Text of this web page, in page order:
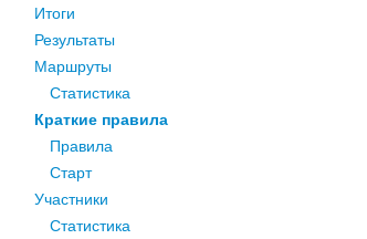
Итоги
Результаты
Маршруты
Статистика
Краткие правила
Правила
Старт
Участники
Статистика